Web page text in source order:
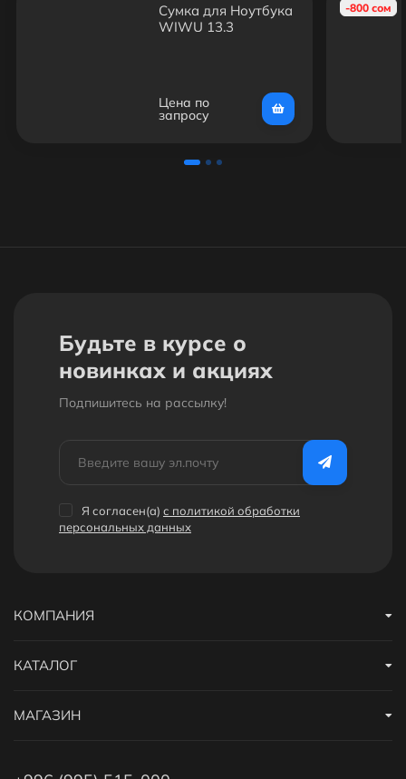
Сумка для Ноутбука
WIWU 13.3
Цена по
запросу
-800 сом
Будьте в курсе о
новинках и акциях
Подпишитесь на рассылкy!
Я согласен(a) с политикой обработки
персональных данных
КОМПАНИЯ
КАТАЛОГ
МАГАЗИН